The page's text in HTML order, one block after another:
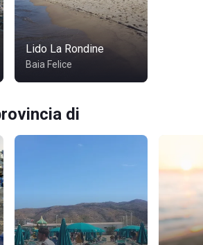
Lido La Rondine
Baia Felice
di